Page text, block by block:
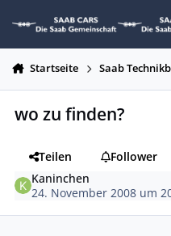
Startseite Saab
wo zu finden?
Teilen
Follower
Kaninchen
24. November 2008 um